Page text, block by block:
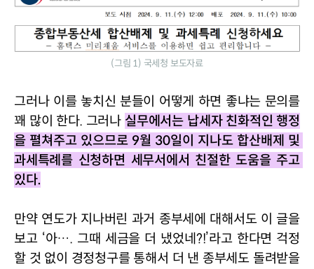
(그림 1) 국세청 보도자료
그러나 이를 놓치신 분들이 어떻게 하면 좋냐는 문의를
꽤 많이 한다. 그러나 실무에서는 납세자 친화적인 행정
을 펼쳐주고 있으므로 9월 30일이 지나도 합산배제 및
과세특례를 신청하면 세무서에서 친절한 도움을 주고
있다.
만약 연도가 지나버린 과거 종부세에 대해서도 이 글을
보고 ‘아…. 그때 세금을 더 냈었네 ?!’라고 한다면 걱정
할 것 없이 경정청구를 통해서 더 낸 종부세도 돌려받을